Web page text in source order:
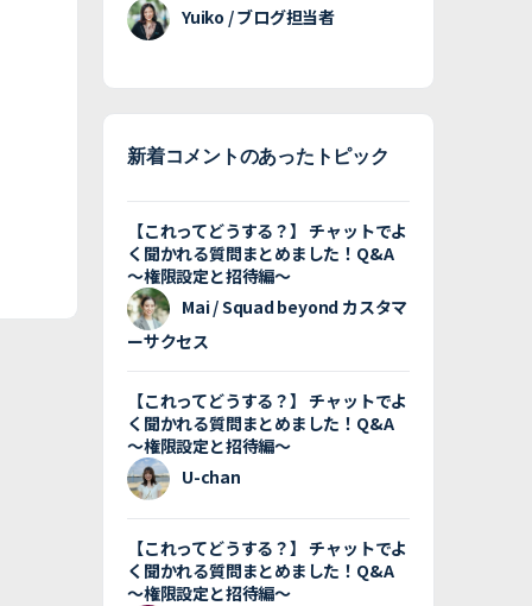
Yuiko / ブログ担当者
新着コメントのあったトピック
【これってどうする？】 チャットでよ
く聞かれる質問まとめました！Q&A
〜権限設定と招待編〜
Mai / Squad beyond カスタマ
ーサクセス
【これってどうする？】 チャットでよ
く聞かれる質問まとめました！Q&A
〜権限設定と招待編〜
U-chan
【これってどうする？】 チャットでよ
く聞かれる質問まとめました！Q&A
〜権限設定と招待編〜